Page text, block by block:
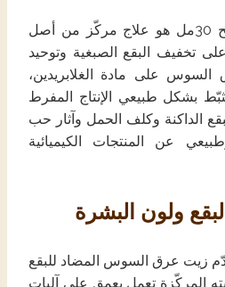
زيت عرق السوس المفتّح 30مل هو علاج مركّز من أصل
تخفيف البقع الصبغية وتوحيد
على مادة الغلابريدين،
بشكل طبيعي الإنتاج المفرط
الداكنة وكلف الحمل وآثار حب
عن المنتجات الكيميائية
ولون البشرة
زيت عرق السوس المضاد للبقع
المركّزة تعمل بعمق على آليات